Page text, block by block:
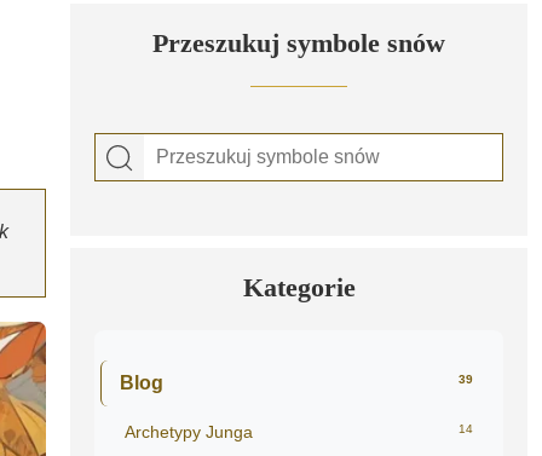
Przeszukuj symbole snów
Kategorie
Blog 39
Archetypy Junga 14